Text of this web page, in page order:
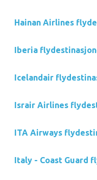
Hainan Airlines
Iberia
Icelandair
Israir Airlines
ITA Airways
Italy - Coast Guard